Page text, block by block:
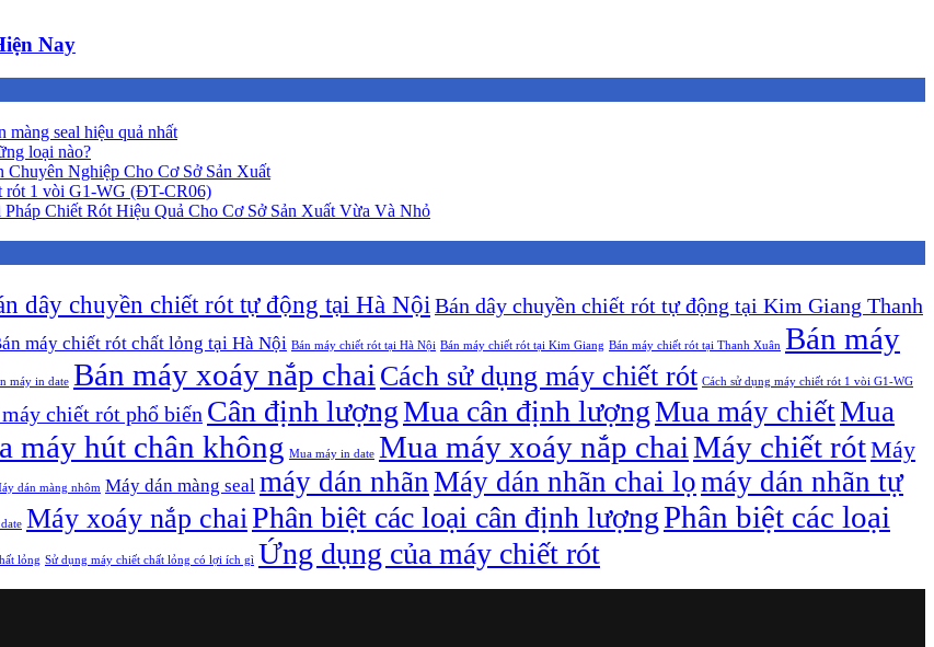
Nay
màng seal hiệu quả nhất
loại nào?
Nghiệp Cho Cơ Sở Sản Xuất
rót 1 vòi G1-WG (ĐT-CR06)
Chiết Rót Hiệu Quả Cho Cơ Sở Sản Xuất Vừa Và Nhỏ
dây chuyền chiết rót tự động tại Hà Nội Bán dây chuyền chiết rót tự động tại Kim Giang Thanh
máy chiết rót chất lỏng tại Hà Nội Bán máy chiết rót tại Hà Nội Bán máy chiết rót tại Kim Giang Bán máy chiết rót tại Thanh Xuân Bán máy
máy in date Bán máy xoáy nắp chai Cách sử dụng máy chiết rót Cách sử dụng máy chiết rót 1 vòi G1-WG
chiết rót phổ biến Cân định lượngMua cân định lượngMua máy chiếtMua
máy hút chân không Mua máy in date Mua máy xoáy nắp chaiMáy chiết rótMáy
dán màng nhôm Máy dán màng seal máy dán nhãnMáy dán nhãn chai lọmáy dán nhãn tự
Máy xoáy nắp chaiPhân biệt các loại cân định lượngPhân biệt các loại
lỏng Sử dụng máy chiết chất lỏng có lợi ích gì Ứng dụng của máy chiết rót